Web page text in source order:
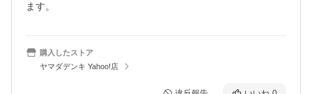
ます。
購入したストア
ヤマダデンキ Yahoo!店